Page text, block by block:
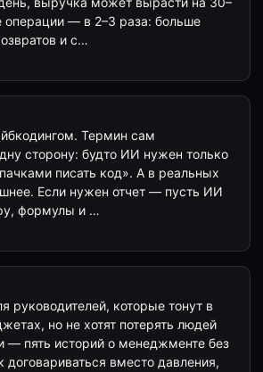
операции — в 2–3 раза: больше
и с…
Термин сам
сторону: будто ИИ нужен только
писать код». А в реальных
Если нужен отчет — пусть ИИ
формулы и …
руководителей, которые тонут в
но не хотят потерять людей
— пять историй о менеджменте без
договариваться вместо давления,